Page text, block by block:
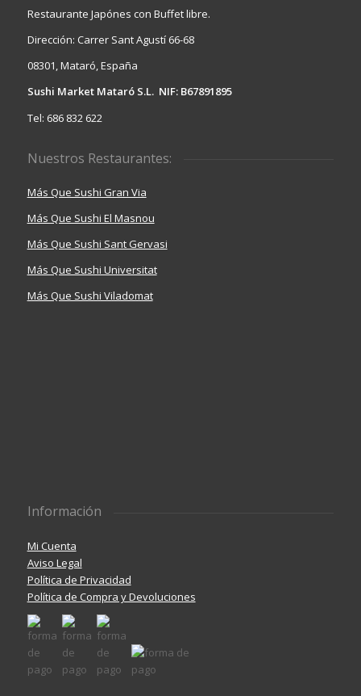
Restaurante Japónes con Buffet libre.
Dirección: Carrer Sant Agustí 66-68
08301, Mataró, España
Sushi Market Mataró S.L. NIF: B67891895
Tel: 686 832 622
Nuestros Restaurantes:
Más Que Sushi Gran Via
Más Que Sushi El Masnou
Más Que Sushi Sant Gervasi
Más Que Sushi Universitat
Más Que Sushi Viladomat
Información
Mi Cuenta
Aviso Legal
Política de Privacidad
Política de Compra y Devoluciones